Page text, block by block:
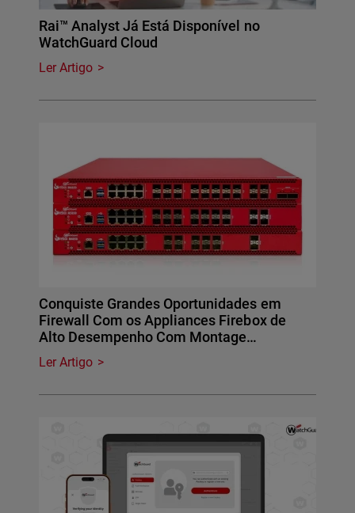
Rai™ Analyst Já Está Disponível no
WatchGuard Cloud
Ler Artigo
Conquiste Grandes Oportunidades em
Firewall Com os Appliances Firebox de
Alto Desempenho Com Montage…
Ler Artigo